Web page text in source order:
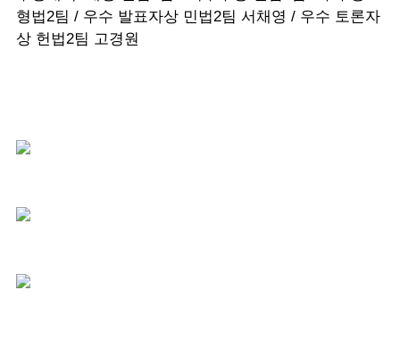
형법2팀 / 우수 발표자상 민법2팀 서채영 / 우수 토론자
상 헌법2팀 고경원